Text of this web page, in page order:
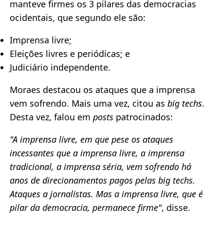
manteve firmes os 3 pilares das democracias
ocidentais, que segundo ele são:
Imprensa livre;
Eleições livres e periódicas; e
Judiciário independente.
Moraes destacou os ataques que a imprensa
vem sofrendo. Mais uma vez, citou as big techs.
Desta vez, falou em posts patrocinados:
"A imprensa livre, em que pese os ataques
incessantes que a imprensa livre, a imprensa
tradicional, a imprensa séria, vem sofrendo há
anos de direcionamentos pagos pelas big techs.
Ataques a jornalistas. Mas a imprensa livre, que é
pilar da democracia, permanece firme", disse.